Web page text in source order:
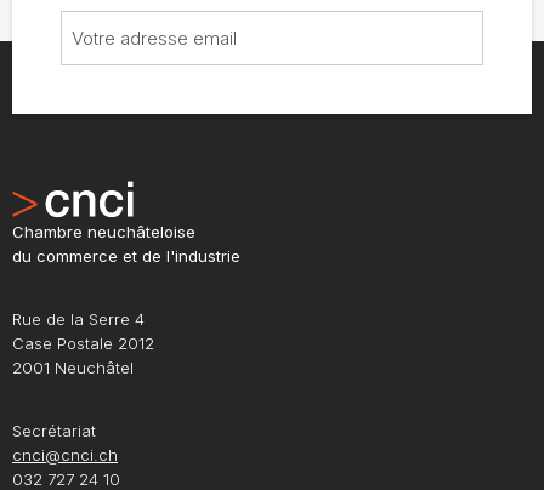
Chambre neuchâteloise
du commerce et de l'industrie
Rue de la Serre 4
Case Postale 2012
2001 Neuchâtel
Secrétariat
cnci@cnci.ch
032 727 24 10